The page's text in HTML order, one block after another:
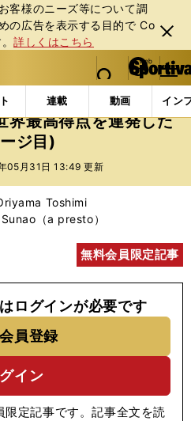
客様のニーズ等について調
の広告を表⽰する⽬的で Co
詳しくはこちら
閉じ
る
web Sportiva (webスポルティーバ)
検索
マイペ
ー
ジ
メニュ
連載 動画 イン
フィギュア 羽生結弦は攻め
界最高得点を連発した
ジ目)
05月31日 13:49 更新
Toshimi
（a presto）
無料会員限定記事
ログインが必要です
員登録
イン
限定記事です。記事全文を読